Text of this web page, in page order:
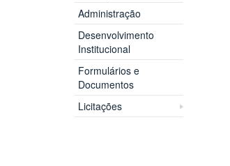
Administração
Desenvolvimento
Institucional
Formulários e
Documentos
Licitações